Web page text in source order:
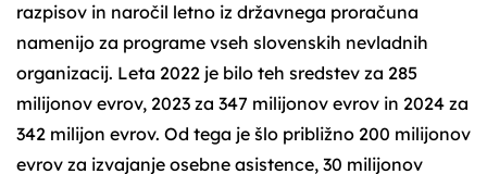
razpisov in naročil letno iz državnega proračuna
namenijo za programe vseh slovenskih nevladnih
organizacij. Leta 2022 je bilo teh sredstev za 285
milijonov evrov, 2023 za 347 milijonov evrov in 2024 za
342 milijon evrov. Od tega je šlo približno 200 milijonov
evrov za izvajanje osebne asistence, 30 milijonov